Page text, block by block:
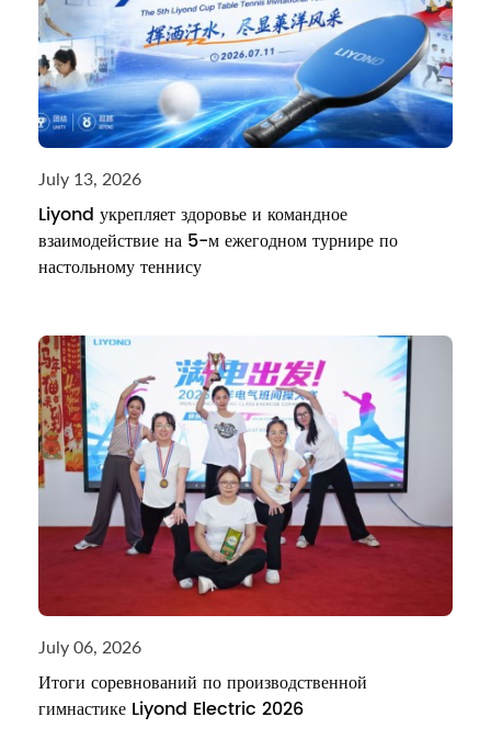
July 13, 2026
Liyond укрепляет здоровье и командное
взаимодействие на 5-м ежегодном турнире по
настольному теннису
July 06, 2026
Итоги соревнований по производственной
гимнастике Liyond Electric 2026